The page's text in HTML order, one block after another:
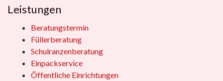
Leistungen
Beratungstermin
Füllerberatung
Schulranzenberatung
Einpackservice
Öffentliche Einrichtungen